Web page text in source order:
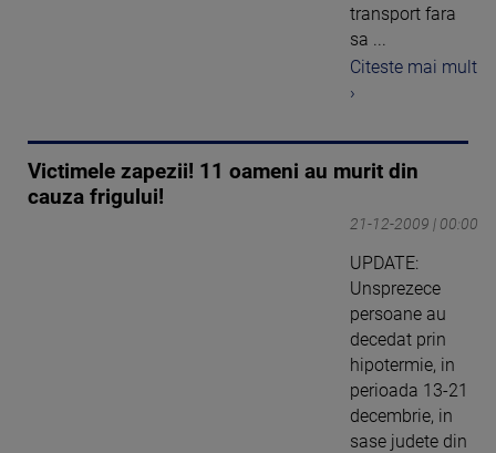
transport fara
sa ...
Citeste mai mult
›
Victimele zapezii! 11 oameni au murit din
cauza frigului!
21-12-2009 | 00:00
UPDATE:
Unsprezece
persoane au
decedat prin
hipotermie, in
perioada 13-21
decembrie, in
sase judete din